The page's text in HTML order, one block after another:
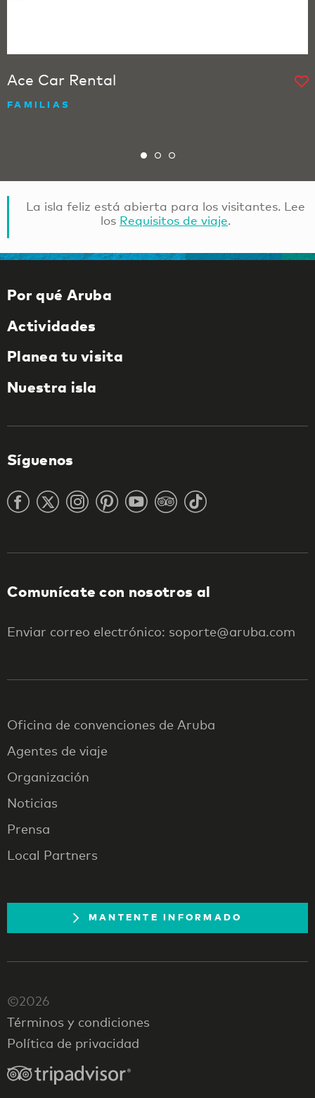
Ace Car Rental
FAMILIAS
La isla feliz está abierta para los visitantes. Lee
los Requisitos de viaje.
Por qué Aruba
Actividades
Planea tu visita
Nuestra isla
Síguenos
Comunícate con nosotros al
Enviar correo electrónico: soporte@aruba.com
Oficina de convenciones de Aruba
Agentes de viaje
Organización
Noticias
Prensa
Local Partners
MANTENTE INFORMADO
©2026
Términos y condiciones
Política de privacidad